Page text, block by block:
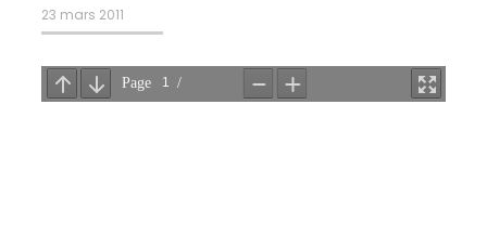
Publié
le
23 mars 2011